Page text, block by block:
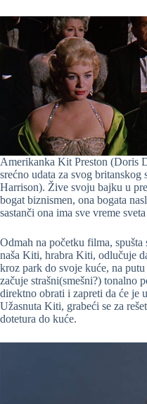
Amerikanka Kit Preston (Doris
srećno udata za svog britanskog
Harrison). Žive svoju bajku u
bogat biznismen, ona bogata
sastanči ona ima sve vreme
Odmah na početku filma, spušta
naša Kiti, hrabra Kiti, odlučuje
kroz park do svoje kuće, na
začuje strašni(smešni?) tonalno
direktno obrati i zapreti da će je
Užasnuta Kiti, grabeći se za
dotеtura do kuće.